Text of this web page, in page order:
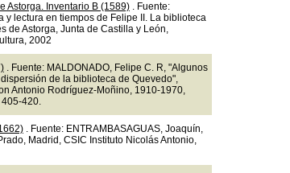
Astorga. Inventario B (1589). Fuente:
y lectura en tiempos de Felipe II. La biblioteca
de Astorga, Junta de Castilla y León,
2002
. Fuente: MALDONADO, Felipe C. R, "Algunos
de la biblioteca de Quevedo",
Antonio Rodríguez-Moñino, 1910-1970,
405-420.
. Fuente: ENTRAMBASAGUAS, Joaquín,
Madrid, CSIC Instituto Nicolás Antonio,